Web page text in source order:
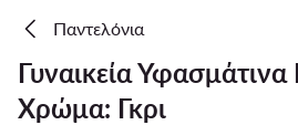
Παντελόνια
Γυναικεία
Χρώμα: Γκρι